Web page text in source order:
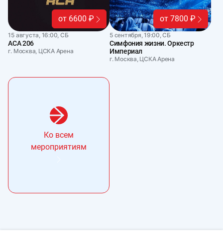
от 6600 ₽
15 августа, 16:00, СБ
АСА 206
г. Москва, ЦСКА Арена
от 7800 ₽
5 сентября, 19:00, СБ
Симфония жизни. Оркестр
Империал
г. Москва, ЦСКА Арена
Ко всем
мероприятиям